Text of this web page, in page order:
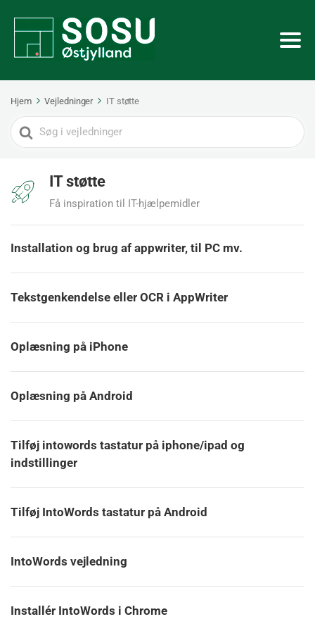
Hjem Vejledninger IT støtte
Search
For
IT støtte
Få inspiration til IT-hjælpemidler
Installation og brug af appwriter, til PC mv.
Tekstgenkendelse eller OCR i AppWriter
Oplæsning på iPhone
Oplæsning på Android
Tilføj intowords tastatur på iphone/ipad og
indstillinger
Tilføj IntoWords tastatur på Android
IntoWords vejledning
Installér IntoWords i Chrome